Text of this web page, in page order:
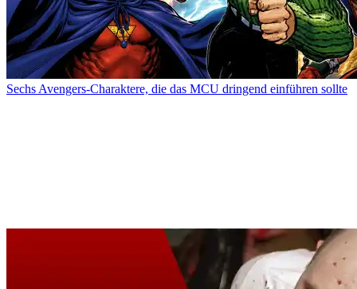
Sechs Avengers-Charaktere, die das MCU dringend einführen sollte